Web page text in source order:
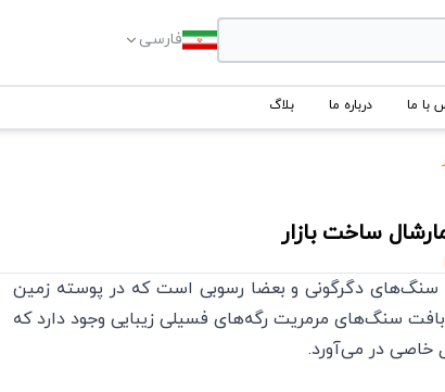
فارسی
با ما درباره ما بلاگ
ساخت بازار
دگرگونی و بعضا رسوبی است که در پوسته زمین
سنگ‌های مرمریت رگه‌های فسیلی زیبایی وجود دارد که
خاصی در می‌آورد.